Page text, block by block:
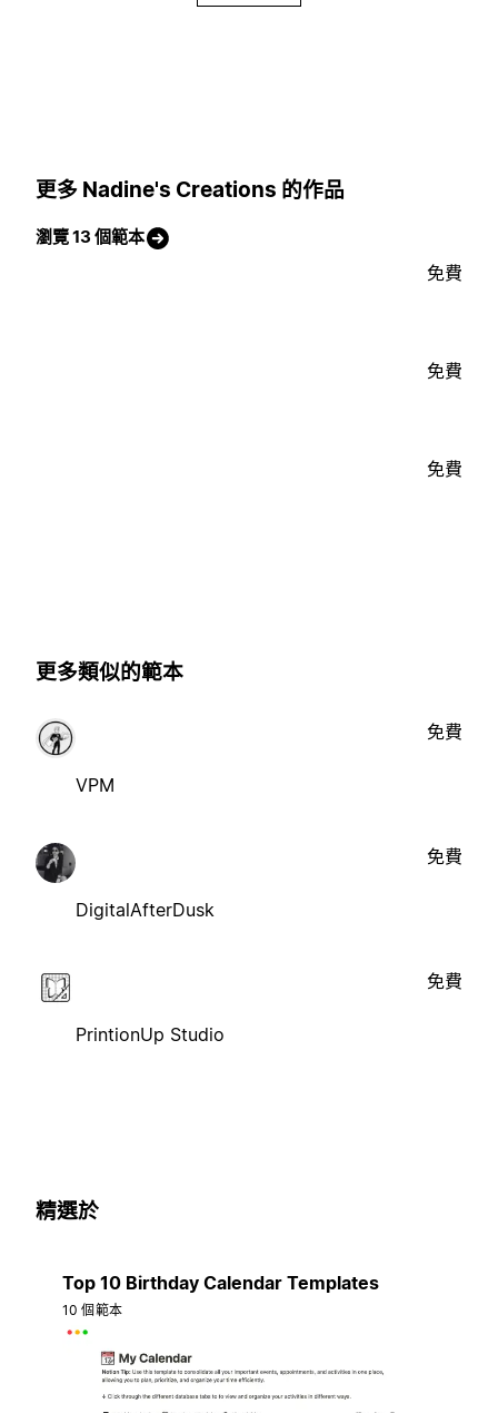
更多 Nadine's Creations 的作品
瀏覽 13 個範本
免費
免費
免費
更多類似的範本
VPM
免費
DigitalAfterDusk
免費
PrintionUp Studio
免費
精選於
Top 10 Birthday Calendar Templates
10 個範本